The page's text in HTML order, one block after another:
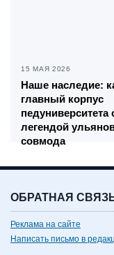
15 МАЯ 2026
Наше наследие:
главный корпус
педуниверситета
легендой
совмода
ОБРАТНАЯ
Реклама на сайте
Написать письмо в